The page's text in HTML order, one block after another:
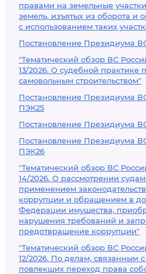
правами на земельные
земель, изъятых из оборота и
с использованием таких
Постановление Президиума
"Тематический обзор ВС
13/2026. О судебной практике
самовольным строительством"
Постановление Президиума
ПЭК25
Постановление Президиума
Постановление Президиума
ПЭК26
"Тематический обзор ВС
14/2026. О рассмотрении
применением
коррупции и обращением в
Федерации имущества,
нарушения требований и
предотвращение коррупции"
"Тематический обзор ВС
12/2026. По делам, связанным
повлекших переход права